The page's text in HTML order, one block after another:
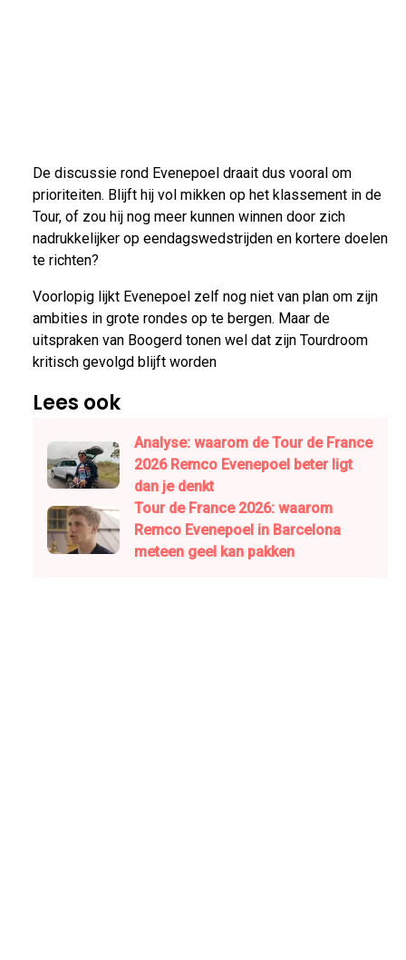
De discussie rond Evenepoel draait dus vooral om
prioriteiten. Blijft hij vol mikken op het klassement in de
Tour, of zou hij nog meer kunnen winnen door zich
nadrukkelijker op eendagswedstrijden en kortere doelen
te richten?
Voorlopig lijkt Evenepoel zelf nog niet van plan om zijn
ambities in grote rondes op te bergen. Maar de
uitspraken van Boogerd tonen wel dat zijn Tourdroom
kritisch gevolgd blijft worden
Lees ook
Analyse: waarom de Tour de France
2026 Remco Evenepoel beter ligt
dan je denkt
Tour de France 2026: waarom
Remco Evenepoel in Barcelona
meteen geel kan pakken